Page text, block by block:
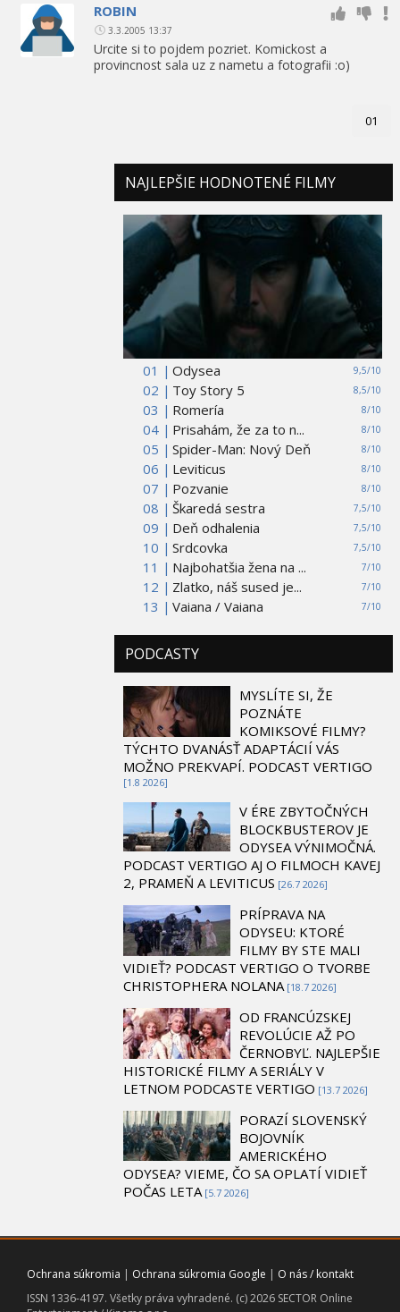
ROBIN
3.3.2005 13:37
Urcite si to pojdem pozriet. Komickost a
provincnost sala uz z nametu a fotografii :o)
01
NAJLEPŠIE HODNOTENÉ FILMY
01 | 9,5/10
Odysea
02 |
8,5/10
Toy Story 5
03 |
8/10
Romería
04 |
8/10
Prisahám, že za to n...
05 |
8/10
Spider-Man: Nový Deň
06 |
8/10
Leviticus
07 |
8/10
Pozvanie
08 |
7,5/10
Škaredá sestra
09 |
7,5/10
Deň odhalenia
10 |
7,5/10
Srdcovka
11 |
7/10
Najbohatšia žena na ...
12 |
7/10
Zlatko, náš sused je...
13 |
7/10
Vaiana / Vaiana
PODCASTY
MYSLÍTE SI, ŽE
POZNÁTE
KOMIKSOVÉ FILMY?
TÝCHTO DVANÁSŤ ADAPTÁCIÍ VÁS
MOŽNO PREKVAPÍ. PODCAST VERTIGO
[1.8 2026]
V ÉRE ZBYTOČNÝCH
BLOCKBUSTEROV JE
ODYSEA VÝNIMOČNÁ.
PODCAST VERTIGO AJ O FILMOCH KAVEJ
2, PRAMEŇ A LEVITICUS [26.7 2026]
PRÍPRAVA NA
ODYSEU: KTORÉ
FILMY BY STE MALI
VIDIEŤ? PODCAST VERTIGO O TVORBE
CHRISTOPHERA NOLANA [18.7 2026]
OD FRANCÚZSKEJ
REVOLÚCIE AŽ PO
ČERNOBYĽ. NAJLEPŠIE
HISTORICKÉ FILMY A SERIÁLY V
LETNOM PODCASTE VERTIGO [13.7 2026]
PORAZÍ SLOVENSKÝ
BOJOVNÍK
AMERICKÉHO
ODYSEA? VIEME, ČO SA OPLATÍ VIDIEŤ
POČAS LETA [5.7 2026]
Ochrana súkromia | Ochrana súkromia Google | O nás / kontakt
ISSN 1336-4197. Všetky práva vyhradené. (c) 2026 SECTOR Online